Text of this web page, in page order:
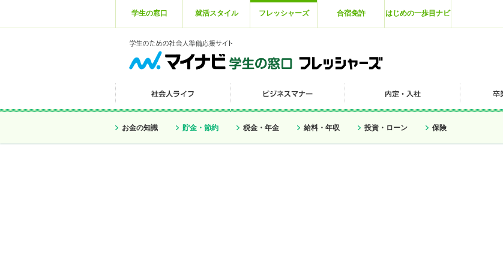
学生の窓口 就活スタイル フレッシャーズ 合宿免許 はじめの一歩目ナビ
お金の知識 貯金・節約 税金・年金 給料・年収 投資・ローン 保険